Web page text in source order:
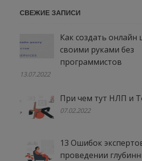
СВЕЖИЕ ЗАПИСИ
Как создать онлайн
своими руками без
программистов
13.07.2022
При чем тут НЛП и
07.02.2022
13 Ошибок
проведении